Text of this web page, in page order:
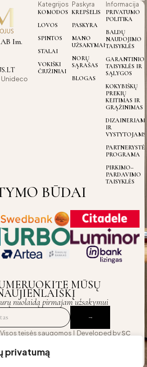
privatumą
Kategrijos
KOMODOS
LOVOS
SPINTOS
STALAI
VOKIŠKI
ČIUŽINIAI
Paskyra
KREPŠELIS
PASKYRA
MANO
UŽSAKYMAI
NORŲ
SĄRAŠAS
BLOGAS
Informacija
PRIVATUMO
POLITIKA
BALDŲ
NAUDOJIMO
TAISYKLĖS
GARANTINIO
TAISYKLĖS IR
SĄLYGOS
KOKYBIŠKŲ
PREKIŲ
KEITIMAS IR
GRĄŽINIMAS
IR
VYSTYTOJAMS
PROGRAMA
PIRKIMO–
PARDAVIMO
TAISYKLĖS
Im.
Unideco
BŪDAI
MŪSŲ
nuolaidą pirmajam užsakymui
teisės saugomos | Developed bySC